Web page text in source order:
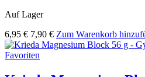
Auf Lager
6,95 € 7,90 € Zum Warenkorb
Favoriten